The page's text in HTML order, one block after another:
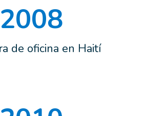
2008
de oficina en Haití